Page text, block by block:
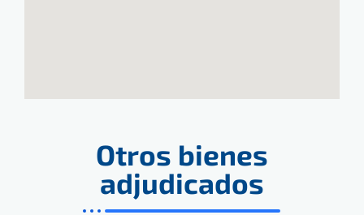
Otros bienes
adjudicados